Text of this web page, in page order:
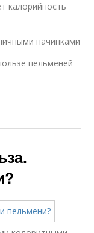
калорийность
начинками
пельменей